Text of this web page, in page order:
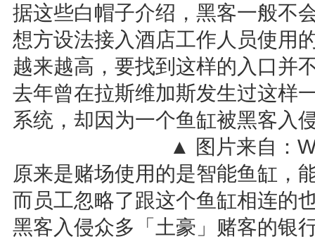
据这些白帽子介绍，黑客一般不
想方设法接入酒店工作人员使用
越来越高，要找到这样的入口并
去年曾在拉斯维加斯发生过这样
系统，却因为一个鱼缸被黑客入
▲ 图片来自：
原来是赌场使用的是智能鱼缸，
而员工忽略了跟这个鱼缸相连的
黑客入侵众多「土豪」赌客的银